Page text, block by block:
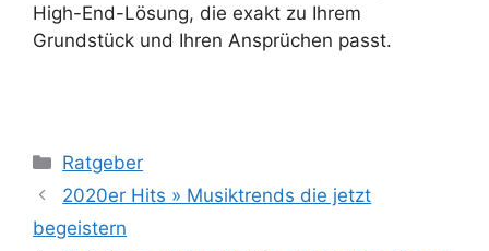
High-End-Lösung, die exakt zu Ihrem
Grundstück und Ihren Ansprüchen passt.
Kategorien
Ratgeber
2020er Hits » Musiktrends die jetzt
begeistern